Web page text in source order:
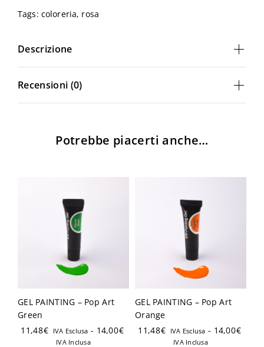
Password dimenticata?
Ricordami
Pink
Tags: coloreria, rosa
Descrizione
Recensioni (0)
Potrebbe piacerti anche…
GEL PAINTING – Pop Art
Green
11,48€ IVA Esclusa - 14,00€
IVA Inclusa
GEL PAINTING – Pop Art
Orange
11,48€ IVA Esclusa - 14,00€
IVA Inclusa